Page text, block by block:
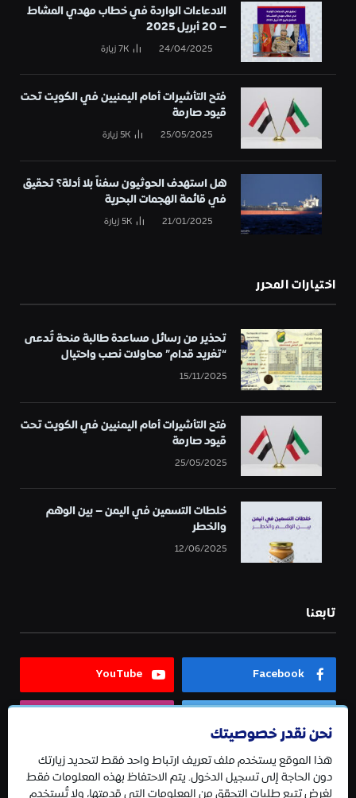
الادعاءات الواردة في خطاب مهدي المشاط
– 20 أبريل 2025
24/04/2025
7Kزيارة
فتح التأشيرات أمام اليمنيين في الكويت تحت
قيود صارمة
25/05/2025
5Kزيارة
هل استهدف الحوثيون سفناً بلا أدلة؟ تحقيق
في قائمة الهجمات البحرية
21/01/2025
5Kزيارة
اختيارات المحرر
تحذير من رسائل مساعدة طالبة منحة تُدعى
“تغريد قدام” محاولات نصب واحتيال
15/11/2025
فتح التأشيرات أمام اليمنيين في الكويت تحت
قيود صارمة
25/05/2025
خلطات التسمين في اليمن – بين الوهم
والخطر
12/06/2025
تابعنا
Facebook
YouTube
Telegram
نحن نقدر خصوصيتك
هذا الموقع يستخدم ملف تعريف ارتباط واحد فقط لتحديد زيارتك
دون الحاجة إلى تسجيل الدخول. يتم الاحتفاظ بهذه المعلومات فقط
لغرض تتبع طلبات التحقق من المعلومات التي قدمتها، ولا تُستخدم